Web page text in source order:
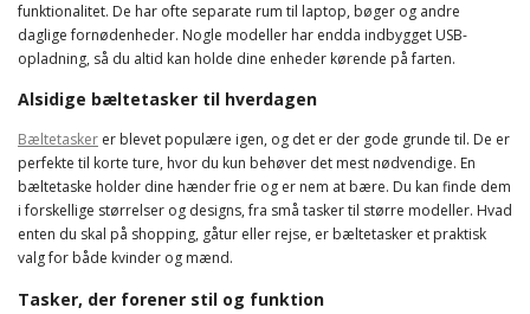
funktionalitet. De har ofte separate rum til laptop, bøger og andre
daglige fornødenheder. Nogle modeller har endda indbygget USB-
opladning, så du altid kan holde dine enheder kørende på farten.
Alsidige bæltetasker til hverdagen
Bæltetasker er blevet populære igen, og det er der gode grunde til. De er
perfekte til korte ture, hvor du kun behøver det mest nødvendige. En
bæltetaske holder dine hænder frie og er nem at bære. Du kan finde dem
i forskellige størrelser og designs, fra små tasker til større modeller. Hvad
enten du skal på shopping, gåtur eller rejse, er bæltetasker et praktisk
valg for både kvinder og mænd.
Tasker, der forener stil og funktion